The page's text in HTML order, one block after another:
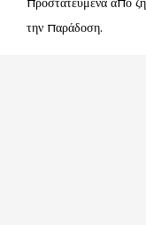
την παράδοση.